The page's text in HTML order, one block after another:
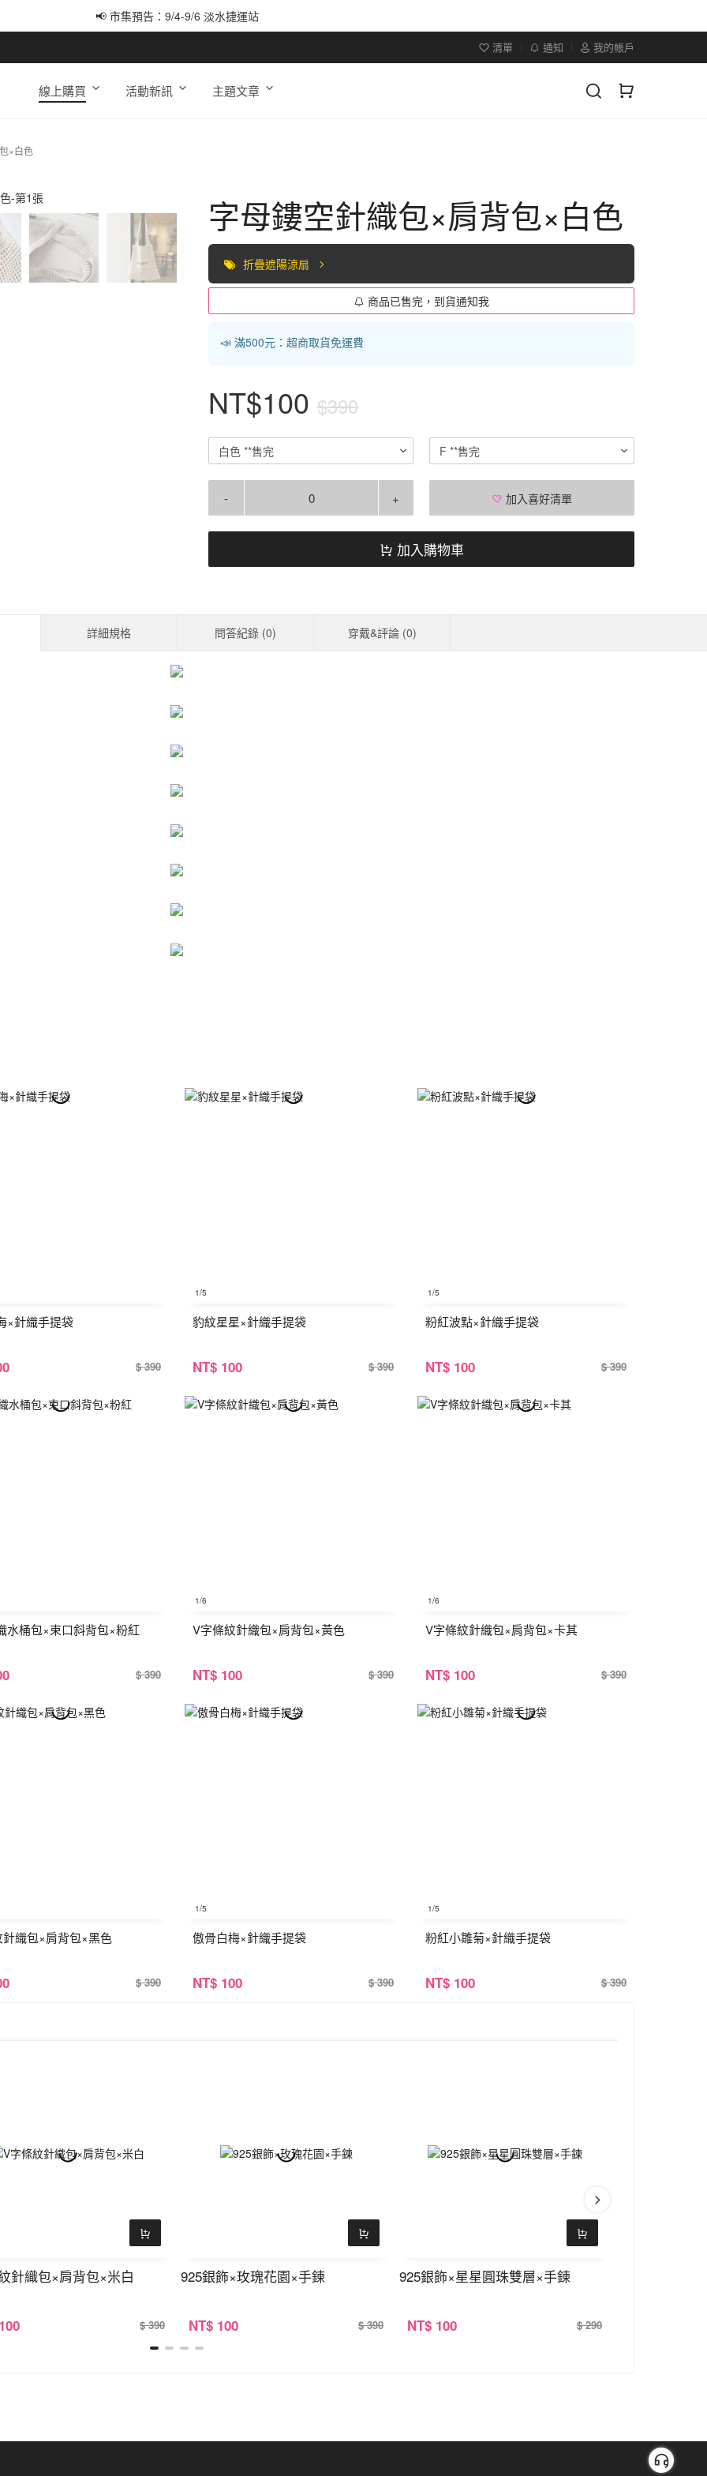
📢 市集預告：9/4-9/6 淡水捷運站
清單 通知 我的帳戶
線上購買 活動新訊 主題文章
×白色
字母鏤空針織包×肩背包×白色
折疊遮陽涼扇
商品已售完，到貨通知我
📣 滿500元：超商取貨免運費
NT$100 $390
白色 **售完 F **售完
- + 加入喜好清單
加入購物車
詳細規格 問答紀錄 (0) 穿戴&評論 (0)
×針織手提袋
$ 390
1/5
豹紋星星×針織手提袋
NT$ 100 $ 390
1/5
粉紅波點×針織手提袋
NT$ 100 $ 390
水桶包×束口斜背包×粉紅
$ 390
1/6
V字條紋針織包×肩背包×黃色
NT$ 100 $ 390
1/6
V字條紋針織包×肩背包×卡其
NT$ 100 $ 390
織包×肩背包×黑色
$ 390
1/5
傲骨白梅×針織手提袋
NT$ 100 $ 390
1/5
粉紅小雛菊×針織手提袋
NT$ 100 $ 390
針織包×肩背包×米白
$ 390
925銀飾×玫瑰花園×手鍊
NT$ 100 $ 390
925銀飾×星星圓珠雙層×手鍊
NT$ 100 $ 290